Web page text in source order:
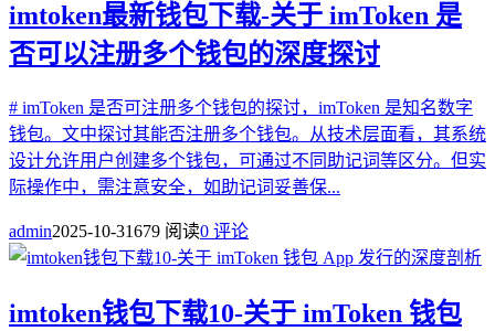
imtoken最新钱包下载-关于 imToken 是
否可以注册多个钱包的深度探讨
# imToken 是否可注册多个钱包的探讨，imToken 是知名数字
钱包。文中探讨其能否注册多个钱包。从技术层面看，其系统
设计允许用户创建多个钱包，可通过不同助记词等区分。但实
际操作中，需注意安全，如助记词妥善保...
admin2025-10-31679 阅读0 评论
imtoken钱包下载10-关于 imToken 钱包